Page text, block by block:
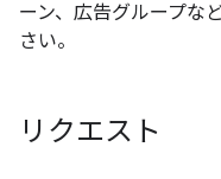
ーン、広告グループな
さい。
リクエスト